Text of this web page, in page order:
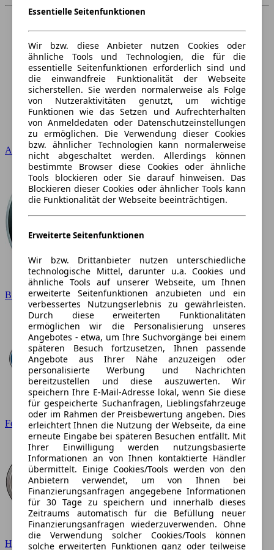
Audi
BMW
Ford
Hyundai
Essentielle Seitenfunktionen
Wir bzw. diese Anbieter nutzen Cookies oder
ähnliche Tools und Technologien, die für die
essentielle Seitenfunktionen erforderlich sind und
die einwandfreie Funktionalität der Webseite
sicherstellen. Sie werden normalerweise als Folge
von Nutzeraktivitäten genutzt, um wichtige
Funktionen wie das Setzen und Aufrechterhalten
von Anmeldedaten oder Datenschutzeinstellungen
zu ermöglichen. Die Verwendung dieser Cookies
bzw. ähnlicher Technologien kann normalerweise
nicht abgeschaltet werden. Allerdings können
bestimmte Browser diese Cookies oder ähnliche
Tools blockieren oder Sie darauf hinweisen. Das
Blockieren dieser Cookies oder ähnlicher Tools kann
die Funktionalität der Webseite beeinträchtigen.
Erweiterte Seitenfunktionen
Wir bzw. Drittanbieter nutzen unterschiedliche
technologische Mittel, darunter u.a. Cookies und
ähnliche Tools auf unserer Webseite, um Ihnen
erweiterte Seitenfunktionen anzubieten und ein
verbessertes Nutzungserlebnis zu gewährleisten.
Durch diese erweiterten Funktionalitäten
ermöglichen wir die Personalisierung unseres
Angebotes - etwa, um Ihre Suchvorgänge bei einem
späteren Besuch fortzusetzen, Ihnen passende
Angebote aus Ihrer Nähe anzuzeigen oder
personalisierte Werbung und Nachrichten
bereitzustellen und diese auszuwerten. Wir
speichern Ihre E-Mail-Adresse lokal, wenn Sie diese
für gespeicherte Suchanfragen, Lieblingsfahrzeuge
oder im Rahmen der Preisbewertung angeben. Dies
erleichtert Ihnen die Nutzung der Webseite, da eine
erneute Eingabe bei späteren Besuchen entfällt. Mit
Ihrer Einwilligung werden nutzungsbasierte
Informationen an von Ihnen kontaktierte Händler
übermittelt. Einige Cookies/Tools werden von den
Anbietern verwendet, um von Ihnen bei
Finanzierungsanfragen angegebene Informationen
für 30 Tage zu speichern und innerhalb dieses
Zeitraums automatisch für die Befüllung neuer
Finanzierungsanfragen wiederzuverwenden. Ohne
die Verwendung solcher Cookies/Tools können
solche erweiterten Funktionen ganz oder teilweise